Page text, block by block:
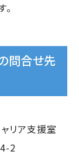
問合せ先
リア支援室
2